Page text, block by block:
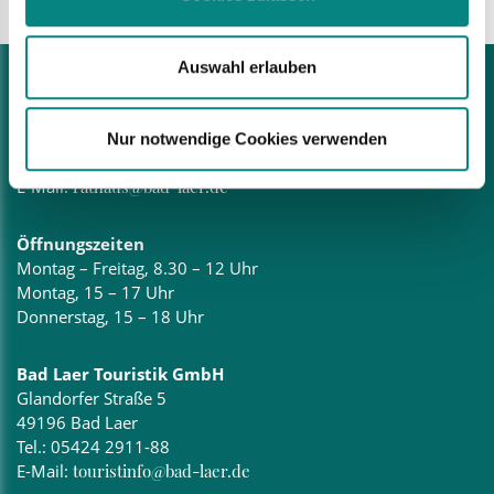
Auswahl erlauben
Nur notwendige Cookies verwenden
Glandorfer Straße 5
49196 Bad Laer
E-Mail:rathaus@bad-laer.de
Öffnungszeiten
Montag – Freitag, 8.30 – 12 Uhr
Montag, 15 – 17 Uhr
Donnerstag, 15 – 18 Uhr
Bad Laer Touristik GmbH
Glandorfer Straße 5
49196 Bad Laer
Tel.: 05424 2911-88
E-Mail: touristinfo@bad-laer.de